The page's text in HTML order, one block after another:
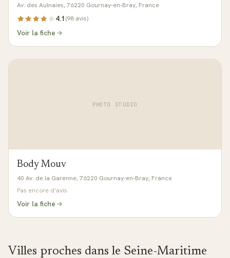
Av. des Aulnaies, 76220 Gournay-en-Bray, France
4.1 (98 avis)
Voir la fiche
PHOTO STUDIO
Body Mouv
40 Av. de la Garenne, 76220 Gournay-en-Bray, France
Pas encore d'avis
Voir la fiche
Villes proches dans le Seine-Maritime